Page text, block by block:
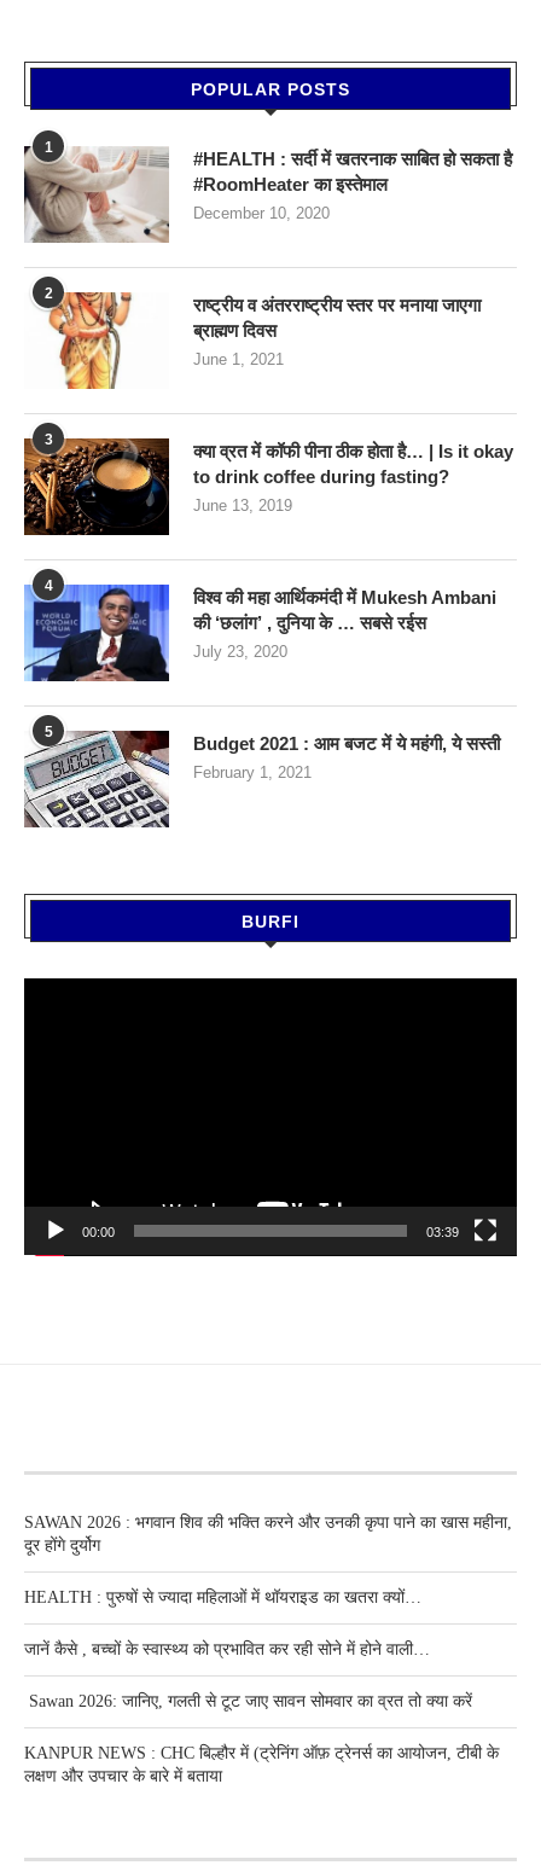
POPULAR POSTS
1
#HEALTH : सर्दी में खतरनाक साबित हो सकता है
#RoomHeater का इस्तेमाल
December 10, 2020
2
राष्ट्रीय व अंतरराष्ट्रीय स्तर पर मनाया जाएगा
ब्राह्मण दिवस
June 1, 2021
3
क्या व्रत में कॉफी पीना ठीक होता है… | Is it okay
to drink coffee during fasting?
June 13, 2019
4
विश्व की महा आर्थिकमंदी में Mukesh Ambani
की ‘छलांग’ , दुनिया के … सबसे रईस
July 23, 2020
5
Budget 2021 : आम बजट में ये महंगी, ये सस्‍ती
February 1, 2021
BURFI
00:00 03:39
SAWAN 2026 : भगवान शिव की भक्ति करने और उनकी कृपा पाने का खास महीना,
दूर होंगे दुर्योग
HEALTH : पुरुषों से ज्यादा महिलाओं में थॉयराइड का खतरा क्यों…
जानें कैसे , बच्चों के स्वास्थ्य को प्रभावित कर रही सोने में होने वाली…
Sawan 2026: जानिए, गलती से टूट जाए सावन सोमवार का व्रत तो क्या करें
KANPUR NEWS : CHC बिल्हौर में (ट्रेनिंग ऑफ़ ट्रेनर्स का आयोजन, टीबी के
लक्षण और उपचार के बारे में बताया